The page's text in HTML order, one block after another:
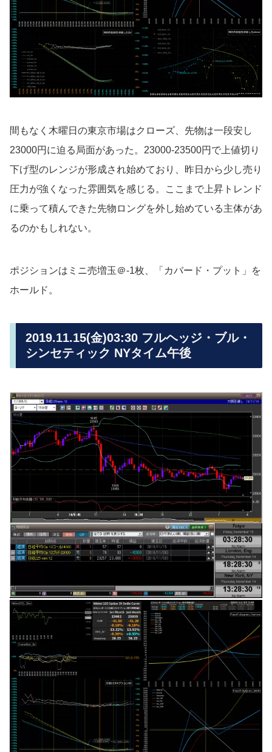
間もなく木曜日の東京市場はクローズ、先物は一段安し
23000円に迫る局面があった。23000-23500円で上値切り
下げ型のレンジが形成され始めており、昨日から少し売り
圧力が強くなった雰囲気を感じる。ここまで上昇トレンド
に乗って積んできた先物ロングを外し始めている主体があ
るのかもしれない。
ポジションはミニ売増玉＠-1枚、「カバード・プット」を
ホールド。
2019.11.15(金)03:30 フルヘッジ・ブル・
シンセティック NYタイム午後